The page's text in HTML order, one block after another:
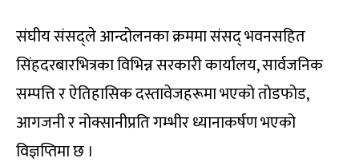
‍संघीय संसद्‍ले आन्दोलनका क्रममा संसद् भवनसहित
सिंहदरबारभित्रका विभिन्न सरकारी कार्यालय, सार्वजनिक
सम्पत्ति र ऐतिहासिक दस्तावेजहरूमा भएको तोडफोड,
आगजनी र नोक्सानीप्रति गम्भीर ध्यानाकर्षण भएको
विज्ञप्तिमा छ ।